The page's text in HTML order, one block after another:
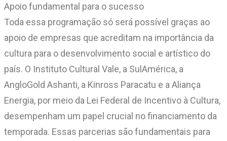
Apoio fundamental para o sucesso
Toda essa programação só será possível graças ao
apoio de empresas que acreditam na importância da
cultura para o desenvolvimento social e artístico do
país. O Instituto Cultural Vale, a SulAmérica, a
AngloGold Ashanti, a Kinross Paracatu e a Aliança
Energia, por meio da Lei Federal de Incentivo à Cultura,
desempenham um papel crucial no financiamento da
temporada. Essas parcerias são fundamentais para